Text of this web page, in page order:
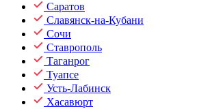
Саратов
Славянск-на-Кубани
Сочи
Ставрополь
Таганрог
Туапсе
Усть-Лабинск
Хасавюрт